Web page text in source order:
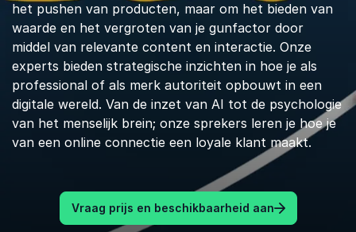
het pushen van producten, maar om het bieden van
waarde en het vergroten van je gunfactor door
middel van relevante content en interactie. Onze
experts bieden strategische inzichten in hoe je als
professional of als merk autoriteit opbouwt in een
digitale wereld. Van de inzet van AI tot de psychologie
van het menselijk brein; onze sprekers leren je hoe je
van een online connectie een loyale klant maakt.
Vraag prijs en beschikbaarheid aan